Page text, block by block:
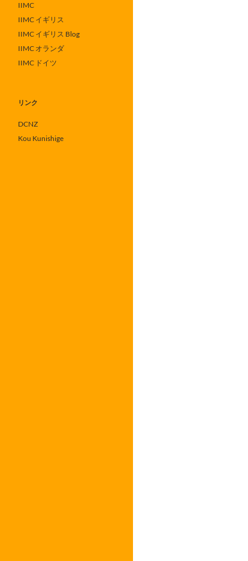
IIMC
IIMC イギリス
IIMC イギリス Blog
IIMC オランダ
IIMC ドイツ
リンク
DCNZ
Kou Kunishige